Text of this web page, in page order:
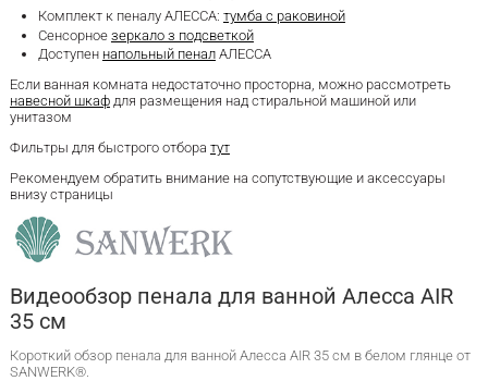
Комплект к пеналу АЛЕССА: тумба с раковиной
Сенсорное зеркало з подсветкой
Доступен напольный пеналАЛЕССА
Если ванная комната недостаточно просторна, можно рассмотреть
навесной шкафдля размещения над стиральной машиной или
унитазом
Фильтры для быстрого отбора тут
Рекомендуем обратить внимание на сопутствующие и аксессуары
внизу страницы
Видеообзор пенала для ванной Алесса AIR
35 см
Короткий обзор пенала для ванной Алесса AIR 35 см в белом глянце от
SANWERK®.